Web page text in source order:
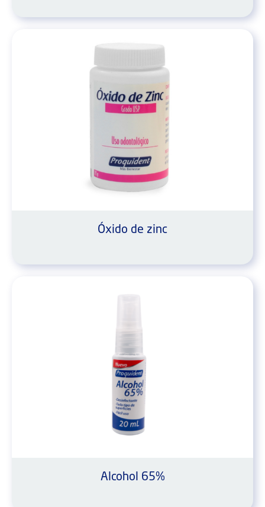
Óxido de zinc
Alcohol 65%